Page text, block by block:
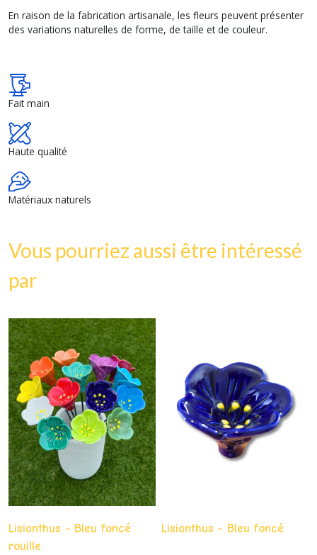
En raison de la fabrication artisanale, les fleurs peuvent présenter
des variations naturelles de forme, de taille et de couleur.
Fait main
Haute qualité
Matériaux naturels
Vous pourriez aussi être intéressé
par
Lisianthus - Bleu foncé
rouille
Lisianthus - Bleu foncé